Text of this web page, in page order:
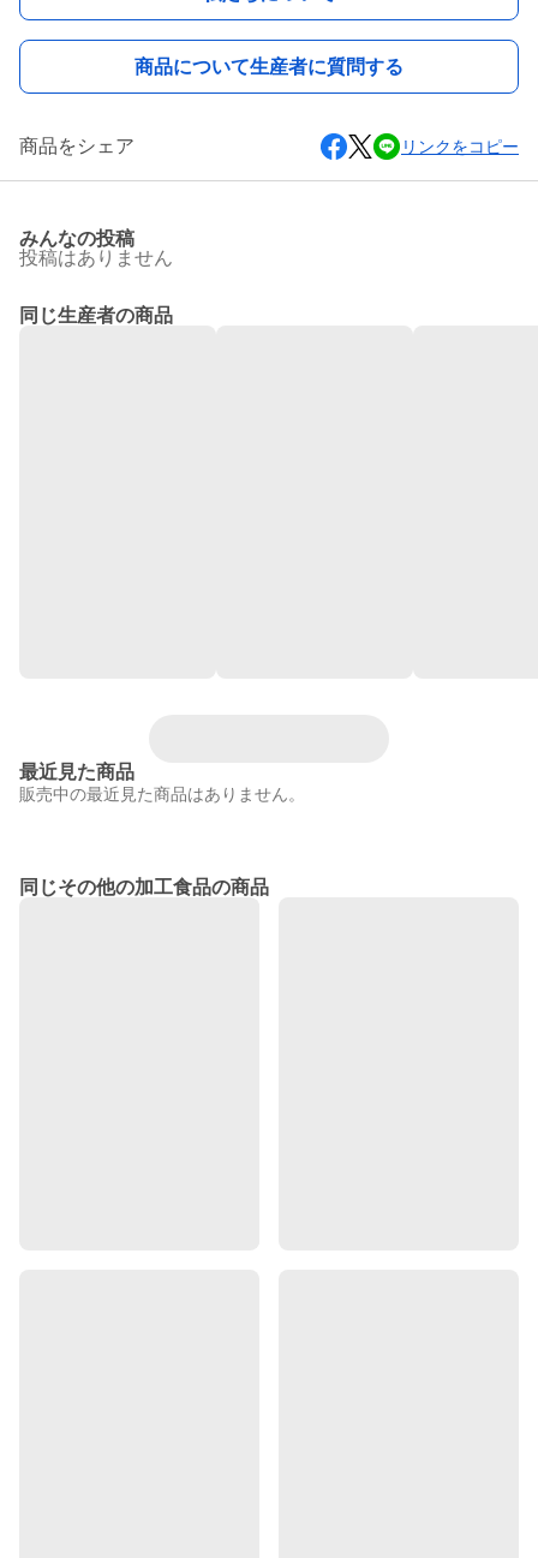
商品について生産者に質問する
商品をシェア リンクをコピー
みんなの投稿
投稿はありません
同じ生産者の商品
最近見た商品
販売中の最近見た商品はありません。
同じその他の加工食品の商品